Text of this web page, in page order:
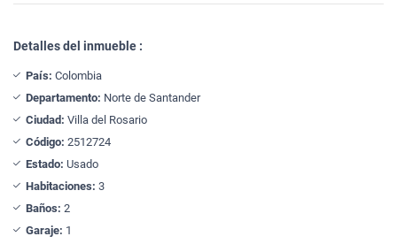
Detalles del inmueble :
País: Colombia
Departamento: Norte de Santander
Ciudad: Villa del Rosario
Código: 2512724
Estado: Usado
Habitaciones: 3
Baños: 2
Garaje: 1